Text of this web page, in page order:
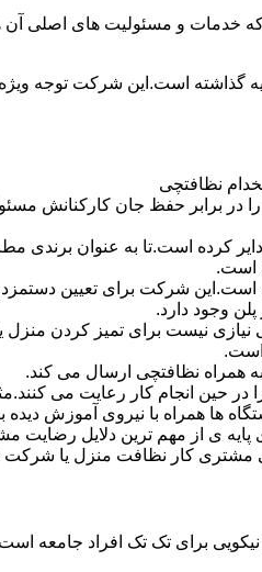
خدمات و مسئولیت های اصلی
گذاشته است.این شرکت توجه
نظافتچی
حفظ جان کارکنانش مسئول
است.تا به عنوان برندی
است.
وجود دارد.
است.
همراه نظافتچی ارسال می کند.
در حین انجام کار رعایت می
ها همراه با نیروی آموزش
پایه ی از مهم ترین دلایل رضایت
کار نظافت منزل یا شرکت
برای تک تک افراد جامعه